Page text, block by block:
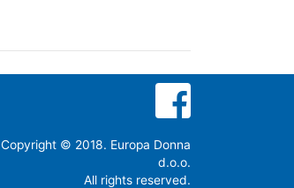
Copyright © 2018. Europa Donna
d.o.o.
All rights reserved.